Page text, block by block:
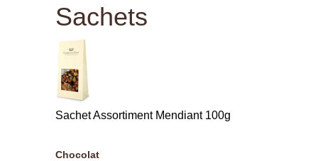
Sachets
Sachet Assortiment Mendiant 100g
Chocolat